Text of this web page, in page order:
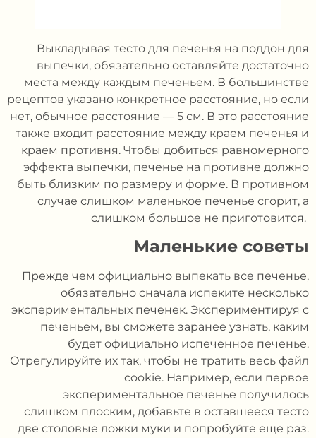
Выкладывая тесто для печенья на поддон для
выпечки, обязательно оставляйте достаточно
места между каждым печеньем. В большинстве
рецептов указано конкретное расстояние, но если
нет, обычное расстояние — 5 см. В это расстояние
также входит расстояние между краем печенья и
краем противня. Чтобы добиться равномерного
эффекта выпечки, печенье на противне должно
быть близким по размеру и форме. В противном
случае слишком маленькое печенье сгорит, а
слишком большое не приготовится.
Маленькие советы
Прежде чем официально выпекать все печенье,
обязательно сначала испеките несколько
экспериментальных печенек. Экспериментируя с
печеньем, вы сможете заранее узнать, каким
будет официально испеченное печенье.
Отрегулируйте их так, чтобы не тратить весь файл
cookie. Например, если первое
экспериментальное печенье получилось
слишком плоским, добавьте в оставшееся тесто
две столовые ложки муки и попробуйте еще раз.